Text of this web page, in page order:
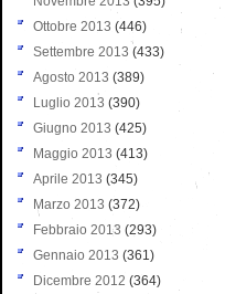
Ottobre 2013 (446)
Settembre 2013 (433)
Agosto 2013 (389)
Luglio 2013 (390)
Giugno 2013 (425)
Maggio 2013 (413)
Aprile 2013 (345)
Marzo 2013 (372)
Febbraio 2013 (293)
Gennaio 2013 (361)
Dicembre 2012 (364)